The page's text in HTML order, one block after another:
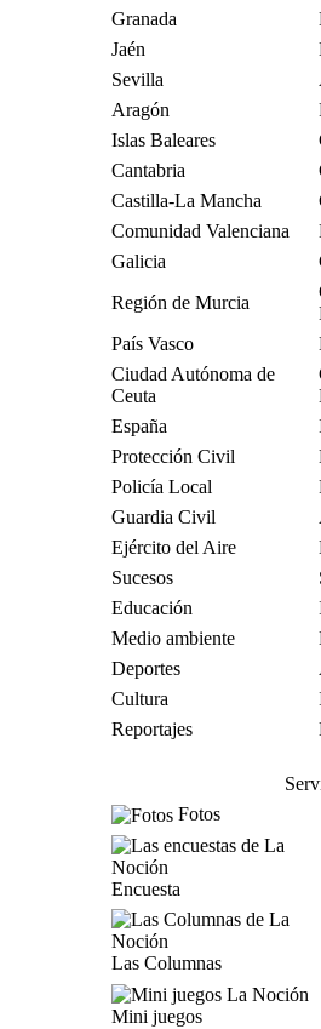
Granada
Jaén
Sevilla
Aragón
Islas Baleares
Cantabria
Castilla-La Mancha
Comunidad Valenciana
Galicia
Región de Murcia
País Vasco
Ciudad Autónoma de
Ceuta
España
Protección Civil
Policía Local
Guardia Civil
Ejército del Aire
Sucesos
Educación
Medio ambiente
Deportes
Cultura
Reportajes
Fotos
Encuesta
Las Columnas
Mini juegos